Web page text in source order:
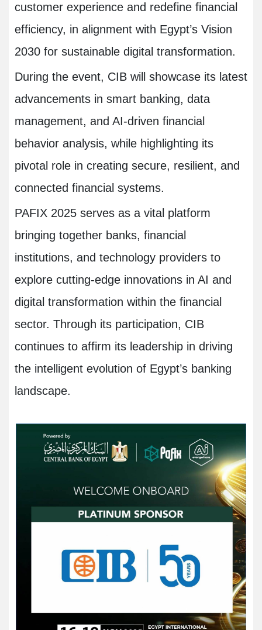
customer experience and redefine financial
efficiency, in alignment with Egypt’s Vision
2030 for sustainable digital transformation.
During the event, CIB will showcase its latest
advancements in smart banking, data
management, and AI-driven financial
behavior analysis, while highlighting its
pivotal role in creating secure, resilient, and
connected financial systems.
PAFIX 2025 serves as a vital platform
bringing together banks, financial
institutions, and technology providers to
explore cutting-edge innovations in AI and
digital transformation within the financial
sector. Through its participation, CIB
continues to affirm its leadership in driving
the intelligent evolution of Egypt’s banking
landscape.